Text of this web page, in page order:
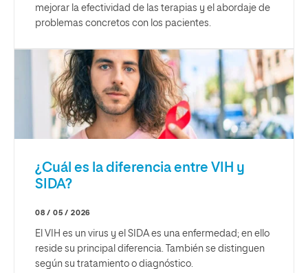
mejorar la efectividad de las terapias y el abordaje de
problemas concretos con los pacientes.
¿Cuál es la diferencia entre VIH y
SIDA?
08 / 05 / 2026
El VIH es un virus y el SIDA es una enfermedad; en ello
reside su principal diferencia. También se distinguen
según su tratamiento o diagnóstico.